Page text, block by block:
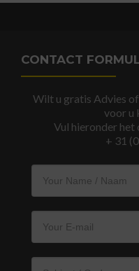
CONTACT
Wilt u gratis Advies
voor u
Vul hieronder
+ 31